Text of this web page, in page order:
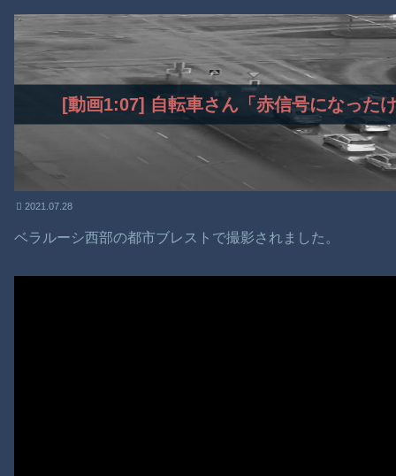
[動画1:07] 自転車さん「赤信号になった
2021.07.28
ベラルーシ西部の都市ブレストで撮影されました。